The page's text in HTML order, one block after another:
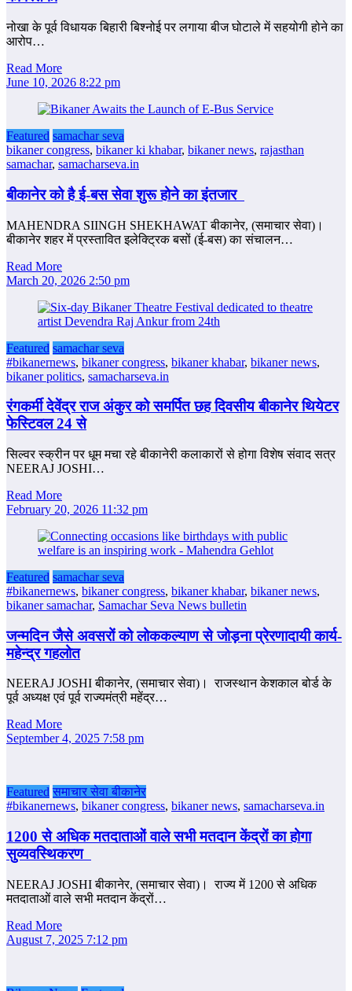
नोखा के पूर्व विधायक बिहारी बिश्‍नोई पर लगाया बीज घोटाले में सहयोगी होने का
आरोप…
Read More
June 10, 2026 8:22 pm
Featured samachar seva
bikaner congress, bikaner ki khabar, bikaner news, rajasthan
samachar, samacharseva.in
बीकानेर को है ई-बस सेवा शुरू होने का इंतजार
MAHENDRA SIINGH SHEKHAWAT बीकानेर, (समाचार सेवा)।
बीकानेर शहर में प्रस्तावित इलेक्ट्रिक बसों (ई-बस) का संचालन…
Read More
March 20, 2026 2:50 pm
Featured samachar seva
#bikanernews, bikaner congress, bikaner khabar, bikaner news,
bikaner politics, samacharseva.in
रंगकर्मी देवेंद्र राज अंकुर को समर्पित छह दिवसीय बीकानेर थियेटर
फेस्टिवल 24 से
सिल्वर स्क्रीन पर धूम मचा रहे बीकानेरी कलाकारों से होगा विशेष संवाद सत्र
NEERAJ JOSHI…
Read More
February 20, 2026 11:32 pm
Featured samachar seva
#bikanernews, bikaner congress, bikaner khabar, bikaner news,
bikaner samachar, Samachar Seva News bulletin
जन्मदिन जैसे अवसरों को लोककल्याण से जोड़ना प्रेरणादायी कार्य-
महेन्‍द्र गहलोत
NEERAJ JOSHI बीकानेर, (समाचार सेवा)। राजस्‍थान केशकाल बोर्ड के
पूर्व अध्यक्ष एवं पूर्व राज्यमंत्री महेंद्र…
Read More
September 4, 2025 7:58 pm
Featured समाचार सेवा बीकानेर
#bikanernews, bikaner congress, bikaner news, samacharseva.in
1200 से अधिक मतदाताओं वाले सभी मतदान केंद्रों का होगा
सुव्यवस्थिकरण
NEERAJ JOSHI बीकानेर, (समाचार सेवा)। राज्य में 1200 से अधिक
मतदाताओं वाले सभी मतदान केंद्रों…
Read More
August 7, 2025 7:12 pm